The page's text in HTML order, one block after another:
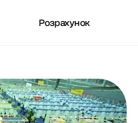
Розрахунок